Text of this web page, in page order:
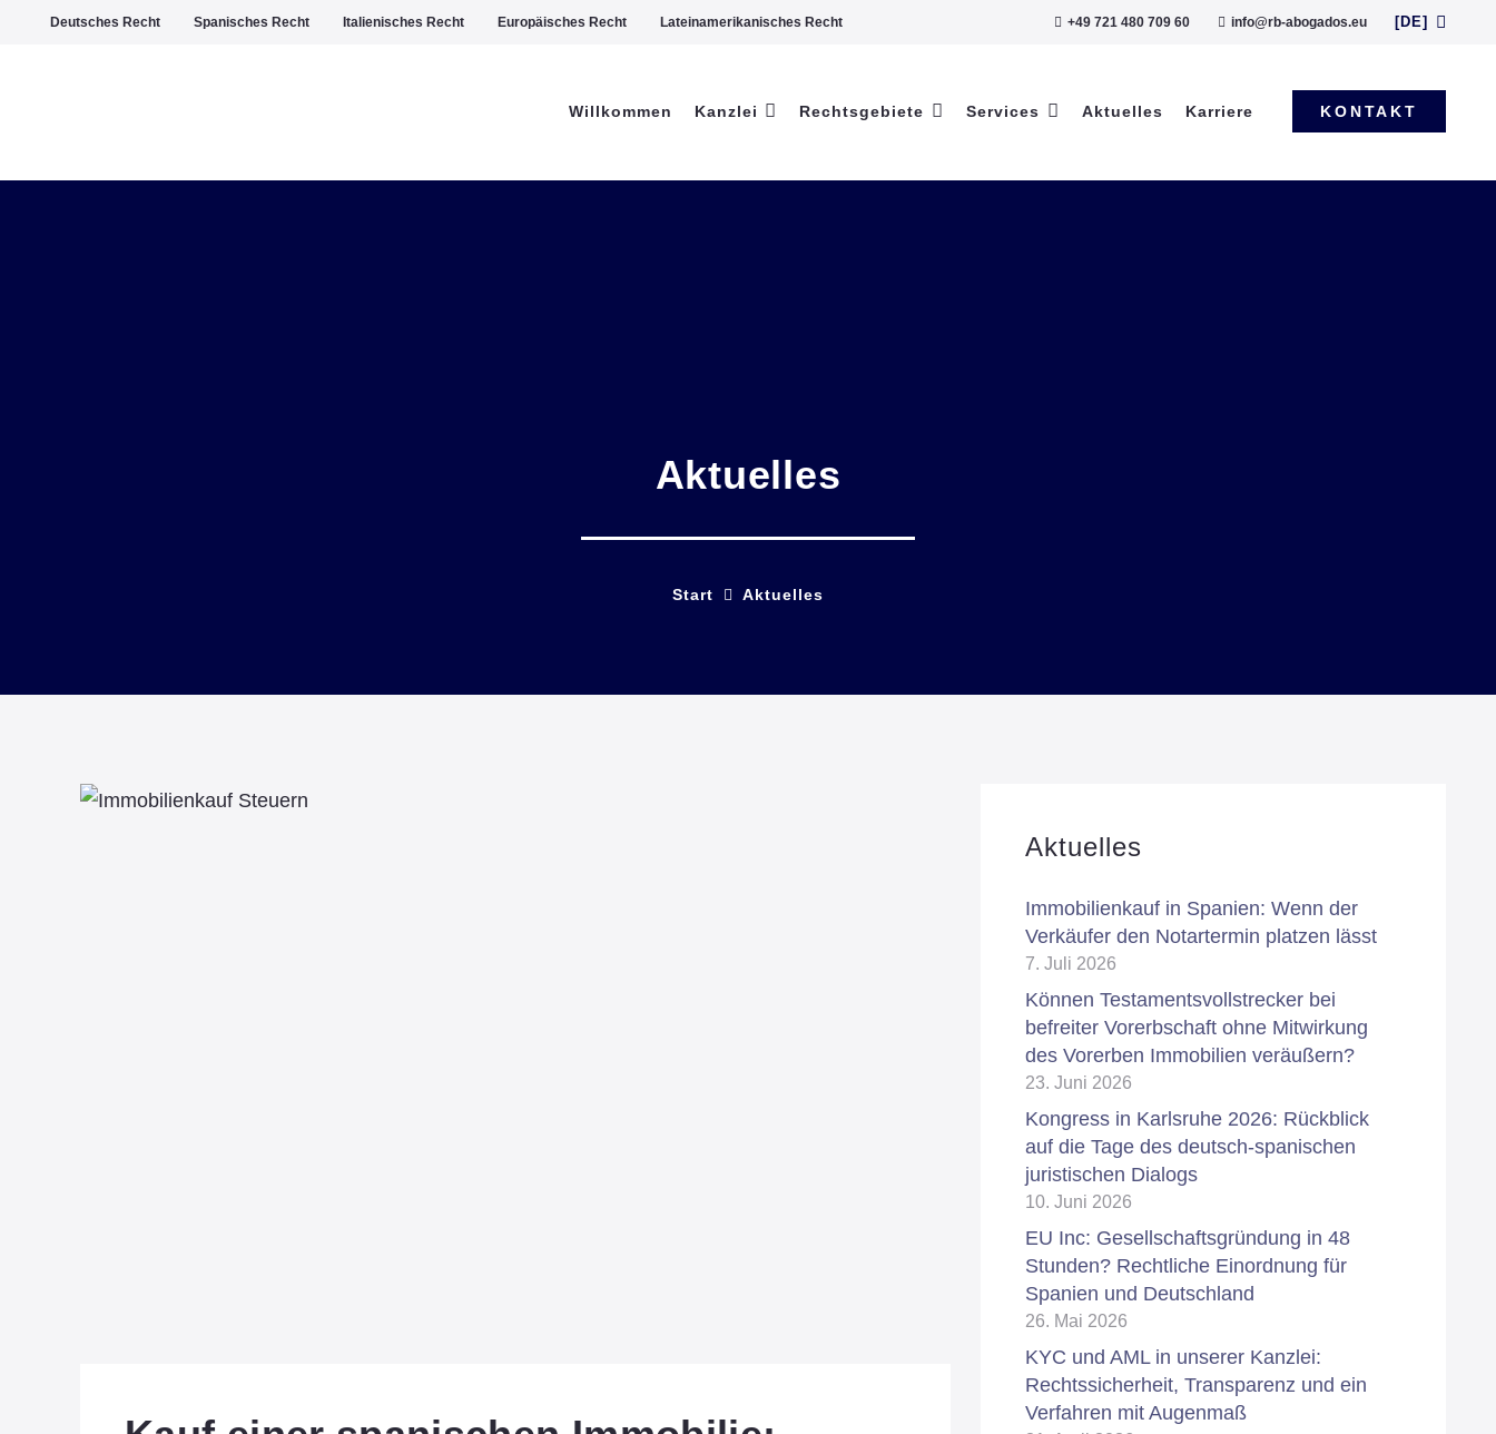
Deutsches Recht Spanisches Recht Italienisches Recht Europäisches Recht Lateinamerikanisches Recht +49 721 480 709 60 info@rb-abogados.eu [DE]
Willkommen Kanzlei Rechtsgebiete Services Aktuelles Karriere KONTAKT
Aktuelles
Start Aktuelles
Aktuelles
Immobilienkauf in Spanien: Wenn der
Verkäufer den Notartermin platzen lässt
7. Juli 2026
Können Testamentsvollstrecker bei
befreiter Vorerbschaft ohne Mitwirkung
des Vorerben Immobilien veräußern?
23. Juni 2026
Kongress in Karlsruhe 2026: Rückblick
auf die Tage des deutsch-spanischen
juristischen Dialogs
10. Juni 2026
EU Inc: Gesellschaftsgründung in 48
Stunden? Rechtliche Einordnung für
Spanien und Deutschland
26. Mai 2026
KYC und AML in unserer Kanzlei:
Rechtssicherheit, Transparenz und ein
Verfahren mit Augenmaß